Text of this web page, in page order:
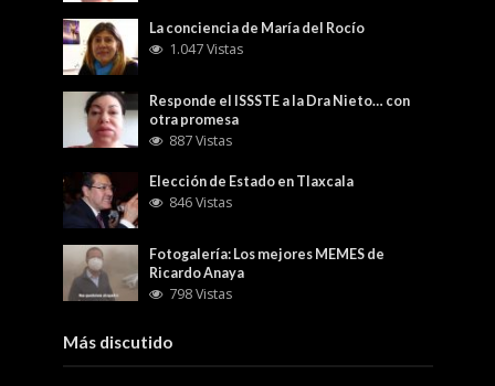
La conciencia de María del Rocío
1.047 Vistas
Responde el ISSSTE a la Dra Nieto… con
otra promesa
887 Vistas
Elección de Estado en Tlaxcala
846 Vistas
Fotogalería: Los mejores MEMES de
Ricardo Anaya
798 Vistas
Más discutido